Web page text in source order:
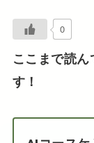
0
ここまで読
す！